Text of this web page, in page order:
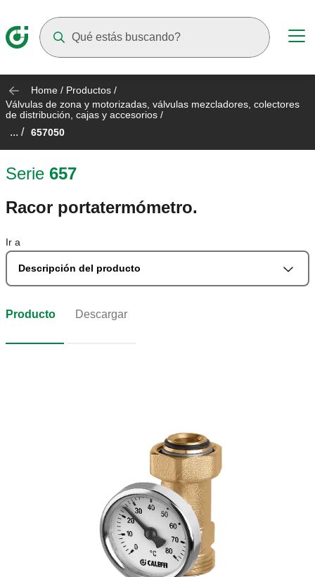
Home / Productos /
Válvulas de zona y motorizadas, válvulas mezcladores, colectores
de distribución, cajas y accesorios /
... / 657050
Serie 657
Racor portatermómetro.
Ir a
Descripción del producto
Producto Descargar